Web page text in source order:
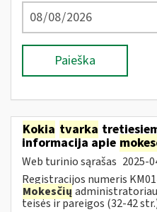
Paieška
Kokia tvarka
informacija apie
Web turinio sąrašas 2025-
Registracijos numeris
Mokesčių
teisės ir pareigos (32-42